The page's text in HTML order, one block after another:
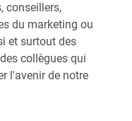
conseillers,
du marketing ou
et surtout des
collègues qui
l'avenir de notre